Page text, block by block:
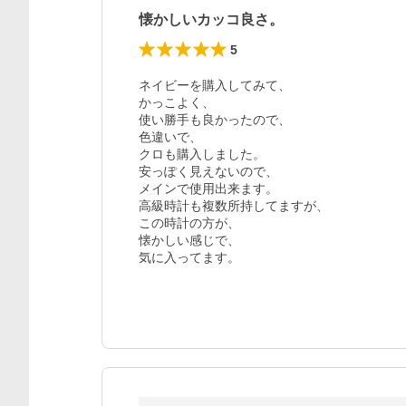
懐かしいカッコ良さ。
5
ネイビーを購入してみて、
かっこよく、
使い勝手も良かったので、
色違いで、
クロも購入しました。
安っぽく見えないので、
メインで使用出来ます。
高級時計も複数所持してますが、
この時計の方が、
懐かしい感じで、
気に入ってます。